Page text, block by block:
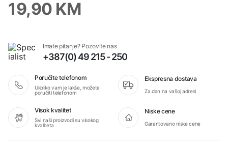
19,90 KM
Imate pitanje? Pozovite nas
+387(0) 49 215 - 250
Poručite telefonom
Ukoliko vam je lakše, možete
poručiti telefonom
Ekspresna dostava
Za dan na vašoj adresi
Visok kvalitet
Svi naši proizvodi su visokog
kvaliteta
Niske cene
Garantovano niske cene